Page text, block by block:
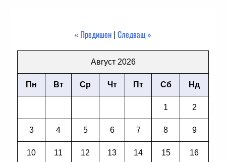
« Предишен | Следващ »
Август 2026
Пн Вт Ср Чт Пт Сб Нд
1 2
3 4 5 6 7 8 9
10 11 12 13 14 15 16